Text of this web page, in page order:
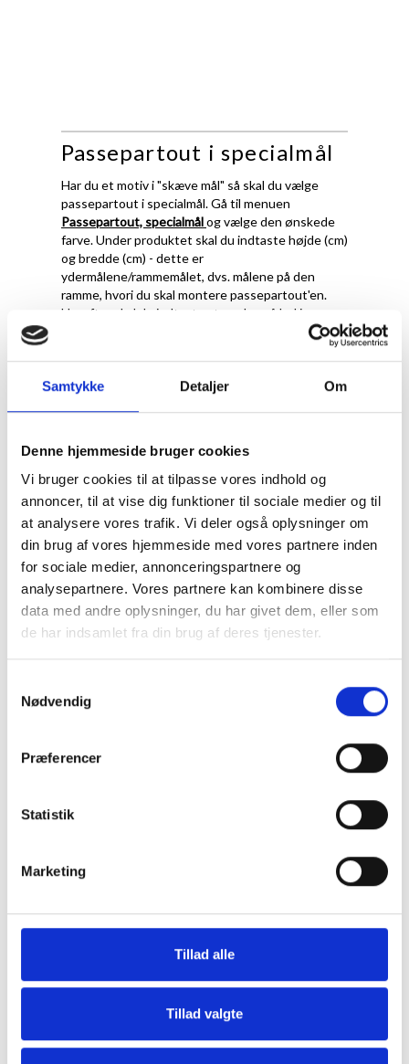
Samtykke Detaljer Om
Denne hjemmeside bruger cookies
Vi bruger cookies til at tilpasse vores indhold og
annoncer, til at vise dig funktioner til sociale medier og til
at analysere vores trafik. Vi deler også oplysninger om
din brug af vores hjemmeside med vores partnere inden
for sociale medier, annonceringspartnere og
analysepartnere. Vores partnere kan kombinere disse
data med andre oplysninger, du har givet dem, eller som
de har indsamlet fra din brug af deres tjenester.
Nødvendig
Præferencer
Statistik
Marketing
Tillad alle
Tillad valgte
Passepartout i specialmål
Har du et motiv i "skæve mål" så skal du vælge
passepartout i specialmål. Gå til menuen
Passepartout, specialmålog vælge den ønskede
farve. Under produktet skal du indtaste højde (cm)
og bredde (cm) - dette er
ydermålene/rammemålet, dvs. målene på den
ramme, hvori du skal montere passepartout'en.
Herefter skal du indtaste størrelse på hul i
Det er vigtigt at fremhæve, at ved passepartout i
efter de oplysningerne du giver os. Det betyder at
du her selv skal tage højde for et overlap til
lave hulmålet samme strørrelse som dit motiv, da
hulmålet 1 cm mindre på hvert led, så du har 5 mm
til fastmomtering.
Ved Passepartout i specialmål er det meste
muligt. Du kan både bestille et passepartout med
flere huller, eller få placering præcis hvor du
ønsker. Vi anbefaler at du som minimum laver en
kant på 2 cm og op efter.
Se eksempler herunder.